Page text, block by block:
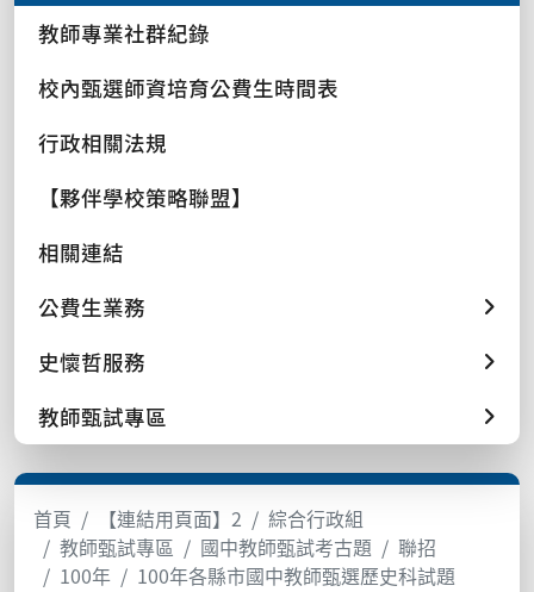
教師專業社群紀錄
校內甄選師資培育公費生時間表
行政相關法規
【夥伴學校策略聯盟】
相關連結
公費生業務
史懷哲服務
教師甄試專區
首頁 【連結用頁面】2
綜合行政組
教師甄試專區
國中教師甄試考古題
聯招
100年
100年各縣市國中教師甄選歷史科試題